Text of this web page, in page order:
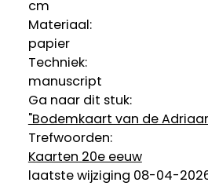
cm
Materiaal:
papier
Techniek:
manuscript
Ga naar dit stuk:
"Bodemkaart van de
Trefwoorden:
Kaarten 20e eeuw
laatste wijziging 08-04-